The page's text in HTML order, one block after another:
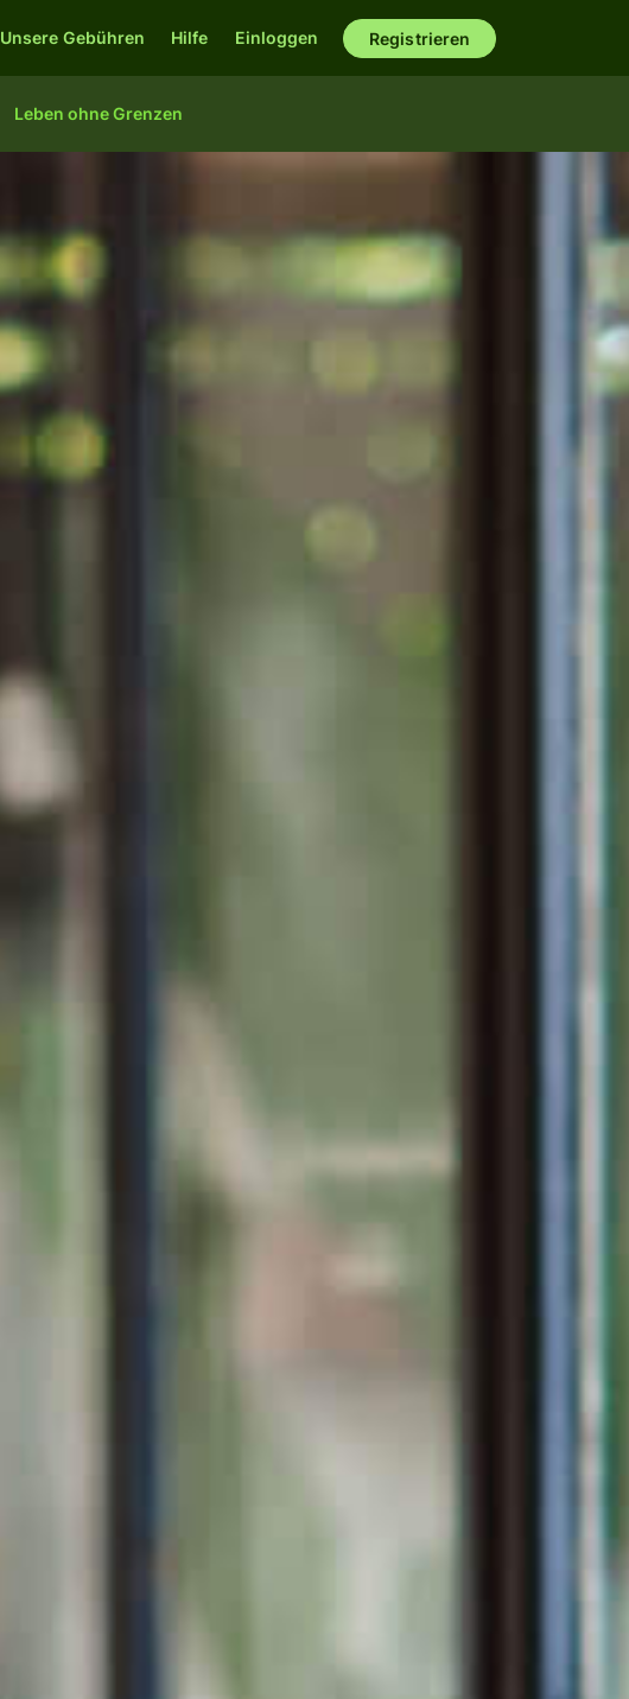
Leben ohne Grenzen
Unsere Gebühren Hilfe Einloggen Registrieren